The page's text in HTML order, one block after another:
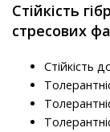
Стійкість
стресових
Стійкість